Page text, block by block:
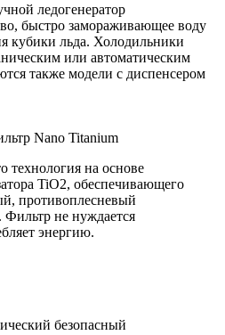
ледогенератор
быстро замораживающее воду
кубики льда. Холодильники
или автоматическим
также модели с диспенсером
Nano Titanium
технология на основе
TiO2, обеспечивающего
противоплесневый
не нуждается
энергию.
безопасный